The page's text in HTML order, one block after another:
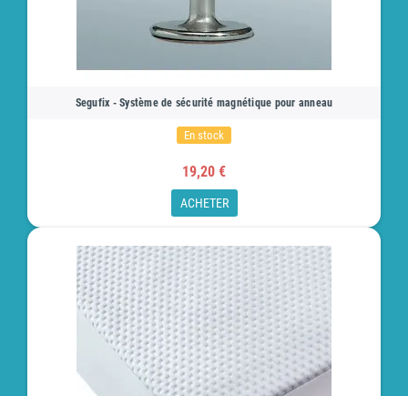
Segufix - Système de sécurité magnétique pour anneau
En stock
19,20 €
ACHETER